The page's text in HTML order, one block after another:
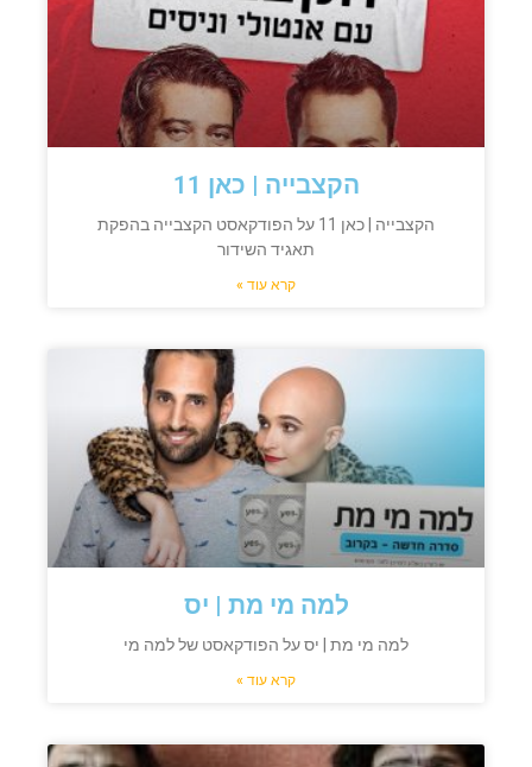
הקצבייה | כאן 11
הקצבייה | כאן 11 על הפודקאסט הקצבייה בהפקת
תאגיד השידור
קרא עוד »
למה מי מת | יס
למה מי מת | יס על הפודקאסט של למה מי
קרא עוד »